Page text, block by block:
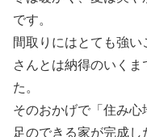
です。
間取りにはとても強
さんとは納得のいく
た。
そのおかげで「住み
足のできる家が完成